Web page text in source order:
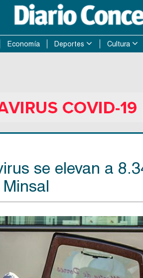
Economía Deportes Cultura
se elevan a